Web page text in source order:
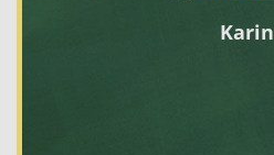
Karin